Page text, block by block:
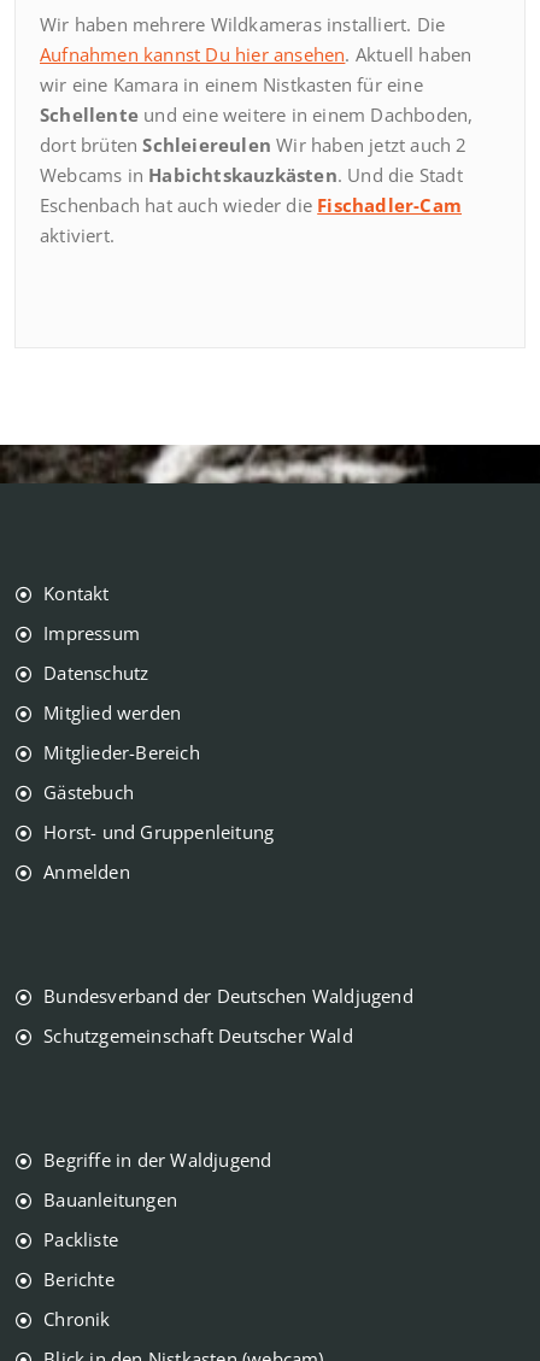
Wir haben mehrere Wildkameras installiert. Die
Aufnahmen kannst Du hier ansehen. Aktuell haben
wir eine Kamara in einem Nistkasten für eine
Schellente und eine weitere in einem Dachboden,
dort brütenSchleiereulen Wir haben jetzt auch 2
Webcams in Habichtskauzkästen. Und die Stadt
Eschenbach hat auch wieder die Fischadler-Cam
aktiviert.
Kontakt
Impressum
Datenschutz
Mitglied werden
Mitglieder-Bereich
Gästebuch
Horst- und Gruppenleitung
Anmelden
Bundesverband der Deutschen Waldjugend
Schutzgemeinschaft Deutscher Wald
Begriffe in der Waldjugend
Bauanleitungen
Packliste
Berichte
Chronik